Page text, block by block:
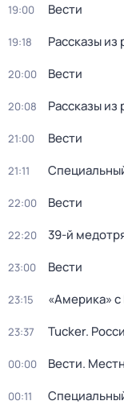
19:00 Вести
19:18 Рассказы из
20:00 Вести
20:08 Рассказы из
21:00 Вести
21:11
22:00 Вести
22:20 39-й
23:00 Вести
23:15 «Америка»
23:37 Tucker.
00:00 Вести.
00:11